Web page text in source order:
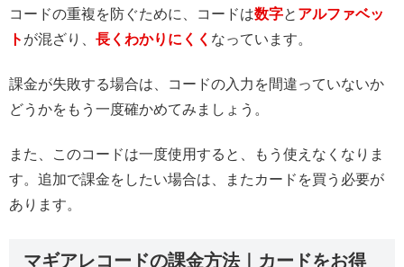
コードの重複を防ぐために、コードは数字と アルファベッ
ト が混ざり、 長くわかりにくく なっています。
課金が失敗する場合は、コードの入力を間違っていないか
どうかをもう一度確かめてみましょう。
また、このコードは一度使用すると、もう使えなくなりま
す。追加で課金をしたい場合は、またカードを買う必要が
あります。
マギアレコードの課金方法｜カードをお得